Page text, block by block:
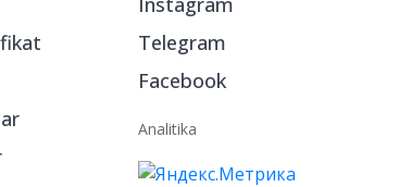
Instagram